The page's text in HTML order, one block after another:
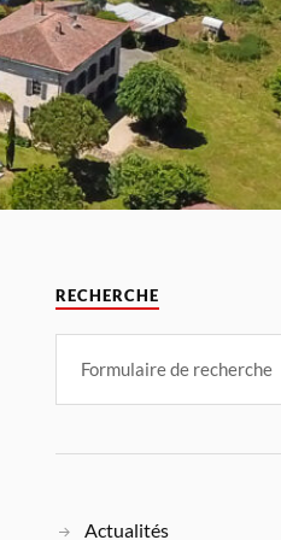
RECHERCHE
Actualités